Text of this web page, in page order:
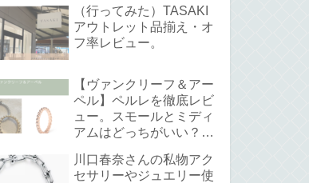
（行ってみた）TASAKI
アウトレット品揃え・オ
フ率レビュー。
【ヴァンクリーフ＆アー
ペル】ペルレを徹底レビ
ュー。スモールとミディ
アムはどっちがいい？サ
て。
川口春奈さんの私物アク
セサリーやジュエリー使